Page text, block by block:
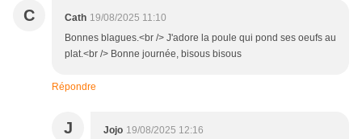
C Cath 19/08/2025 11:10
Bonnes blagues.<br /> J'adore la poule qui pond ses oeufs au
plat.<br /> Bonne journée, bisous bisous
Répondre
J Jojo 19/08/2025 12:16